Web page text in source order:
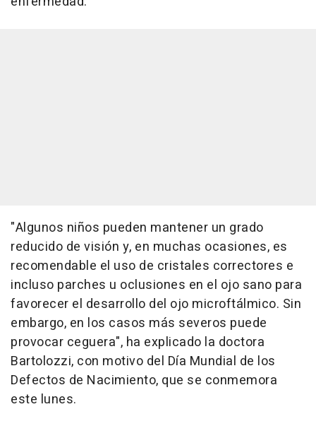
"Algunos niños pueden mantener un grado
reducido de visión y, en muchas ocasiones, es
recomendable el uso de cristales correctores e
incluso parches u oclusiones en el ojo sano para
favorecer el desarrollo del ojo microftálmico. Sin
embargo, en los casos más severos puede
provocar ceguera", ha explicado la doctora
Bartolozzi, con motivo del Día Mundial de los
Defectos de Nacimiento, que se conmemora
este lunes.